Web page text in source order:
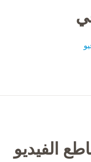
الفيديو